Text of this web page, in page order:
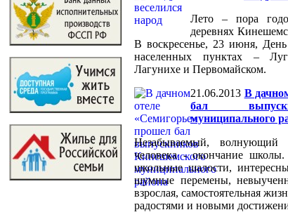
Лето – пора
деревнях
В воскресенье, 23 июня, День
населенных пунктах –
Лагунихе и Первомайском.
21.06.2013 В
бал
муниципального
Незабываемый,
человека - окончание школы.
школьные шалости,
шумные перемены,
взрослая, самостоятельная
радостями и новыми